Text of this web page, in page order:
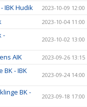
IBK Hudik 2023-10-09 12:00
2023-10-04 11:00
-
2023-10-02 13:00
AIK 2023-09-26 13:15
- IBK
2023-09-24 14:00
BK -
2023-09-18 17:00